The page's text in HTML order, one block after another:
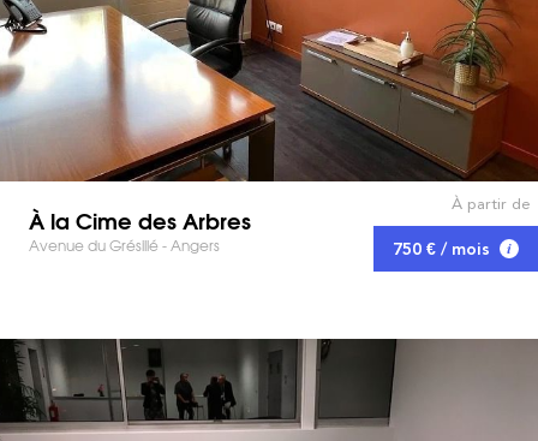
À la Cime des Arbres
Avenue du Grésillé - Angers
À partir de
750 € / mois